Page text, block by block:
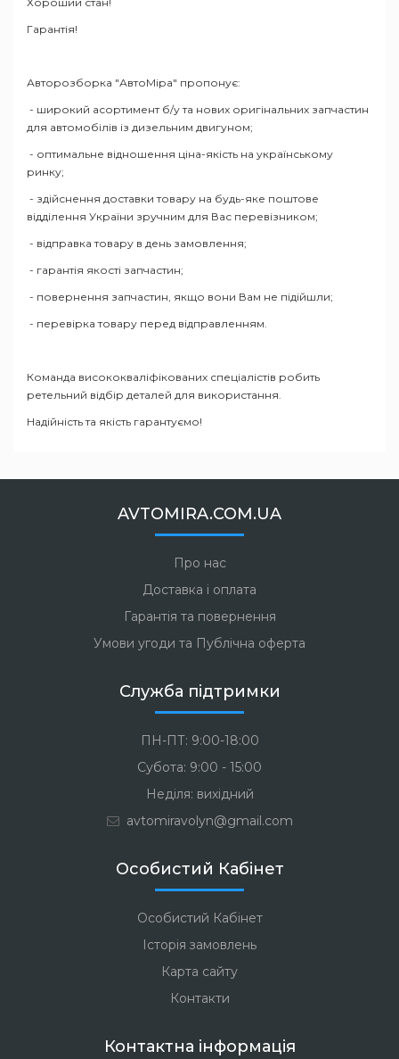
Гарантія!
Авторозборка "АвтоМіра" пропонує:
- широкий асортимент б/у та нових оригінальних запчастин
для автомобілів із дизельним двигуном;
- оптимальне відношення ціна-якість на українському
ринку;
- здійснення доставки товару на будь-яке поштове
відділення України зручним для Вас перевізником;
- відправка товару в день замовлення;
- гарантія якості запчастин;
- повернення запчастин, якщо вони Вам не підійшли;
- перевірка товару перед відправленням.
Команда висококваліфікованих спеціалістів робить
ретельний відбір деталей для використання.
Надійність та якість гарантуємо!
AVTOMIRA.COM.UA
Про нас
Доставка і оплата
Гарантія та повернення
Умови угоди та Публічна оферта
Служба підтримки
ПН-ПТ: 9:00-18:00
Субота: 9:00 - 15:00
Неділя: вихідний
avtomiravolyn@gmail.com
Особистий Кабінет
Особистий Кабінет
Історія замовлень
Карта сайту
Контакти
Контактна інформація